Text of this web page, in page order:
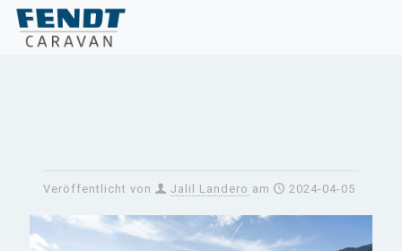
Veröffentlicht von Jalil Landero am 2024-04-05